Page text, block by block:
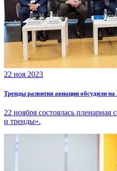
22 ноя 2023
Тренды развития авиации обсудили
22 ноября состоялась пленарная
и тренды».